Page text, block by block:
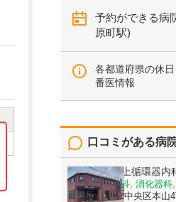
予約ができる病
原町駅)
各都道府県の休
番医情報
口コミがある病
医療法人村上循環器内
内科, 呼吸器科, 消化器科
熊本県熊本市中央区本山